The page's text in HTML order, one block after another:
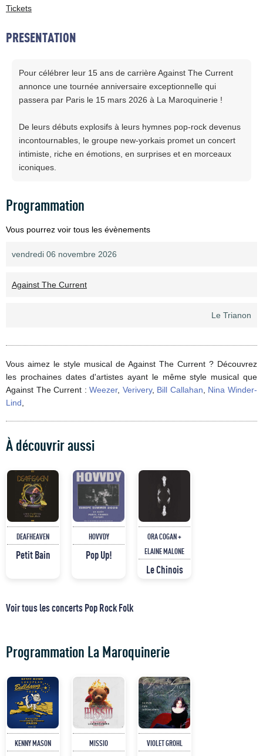
Tickets
PRESENTATION
Pour célébrer leur 15 ans de carrière Against The Current
annonce une tournée anniversaire exceptionnelle qui
passera par Paris le 15 mars 2026 à La Maroquinerie !
De leurs débuts explosifs à leurs hymnes pop‑rock devenus
incontournables, le groupe new‑yorkais promet un concert
intimiste, riche en émotions, en surprises et en morceaux
iconiques.
Programmation
Vous pourrez voir tous les évènements
vendredi 06 novembre 2026
Against The Current
Le Trianon
Vous aimez le style musical de Against The Current ? Découvrez
les prochaines dates d'artistes ayant le même style musical que
Against The Current :Weezer, Verivery, Bill Callahan
Nina Winder-
Lind
À découvrir aussi
DEAFHEAVEN
Petit Bain
HOVVDY
Pop Up!
ORA COGAN +
ELAINE MALONE
Le Chinois
Voir tous les concerts Pop Rock Folk
Programmation La Maroquinerie
KENNY MASON MISSIO VIOLET GROHL